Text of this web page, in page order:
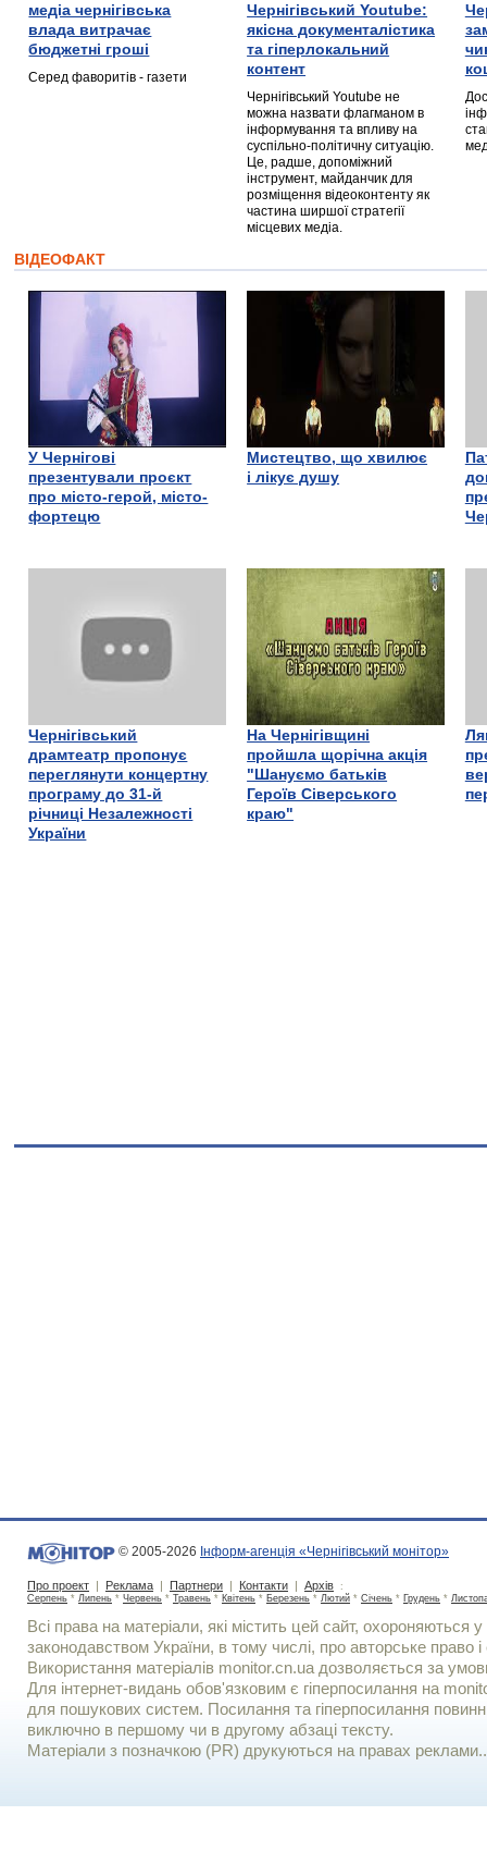
медіа чернігівська
влада витрачає
бюджетні гроші
Серед фаворитів - газети
Чернігівський Youtube:
якісна документалістика
та гіперлокальний
контент
Чернігівський Youtube не
можна назвати флагманом в
інформування та впливу на
суспільно-політичну ситуацію.
Це, радше, допоміжний
інструмент, майданчик для
розміщення відеоконтенту як
частина ширшої стратегії
місцевих медіа.
ВІДЕОФАКТ
У Чернігові
презентували проєкт
про місто-герой, місто-
фортецю
Мистецтво, що хвилює
і лікує душу
Чернігівський
драмтеатр пропонує
переглянути концертну
програму до 31-й
річниці Незалежності
України
На Чернігівщині
пройшла щорічна акція
"Шануємо батьків
Героїв Сіверського
краю"
© 2005-2026 Інформ-агенція «Чернігівський монітор»
Про проект | Реклама | Партнери | Контакти | Архів :
Серпень * Липень * Червень * Травень * Квітень * Березень * Лютий * Січень * Грудень *
Всі права на матеріали, які містить цей сайт, охороняються у
законодавством України, в тому числі, про авторське право і
Використання матерiалiв monitor.cn.ua дозволяється за
Для iнтернет-видань обов'язковим є гiперпосилання на
для пошукових систем. Посилання та гіперпосилання
виключно в першому чи в другому абзаці тексту.
Матеріали з позначкою (PR) друкуються на правах реклами..